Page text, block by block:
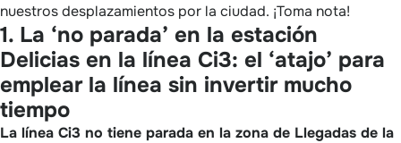
nuestros desplazamientos por la ciudad. ¡Toma nota!
1. La ‘no parada’ en la estación
Delicias en la línea Ci3: el ‘atajo’ para
emplear la línea sin invertir mucho
tiempo
La línea Ci3 no tiene parada en la zona de Llegadas de la